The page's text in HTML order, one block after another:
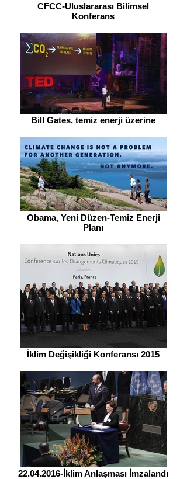
CFCC-Uluslararası Bilimsel
Konferans
Bill Gates, temiz enerji üzerine
Obama, Yeni Düzen-Temiz Enerji
Planı
İklim Değişikliği Konferansı 2015
22.04.2016-İklim Anlaşması İmzalandı